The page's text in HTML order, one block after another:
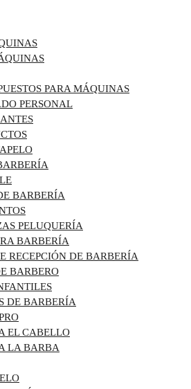
PARA MÁQUINAS
PERSONAL
BARBERÍA
PELUQUERÍA
BARBERÍA
RECEPCIÓN DE BARBERÍA
BARBERO
DE BARBERÍA
EL CABELLO
LA BARBA